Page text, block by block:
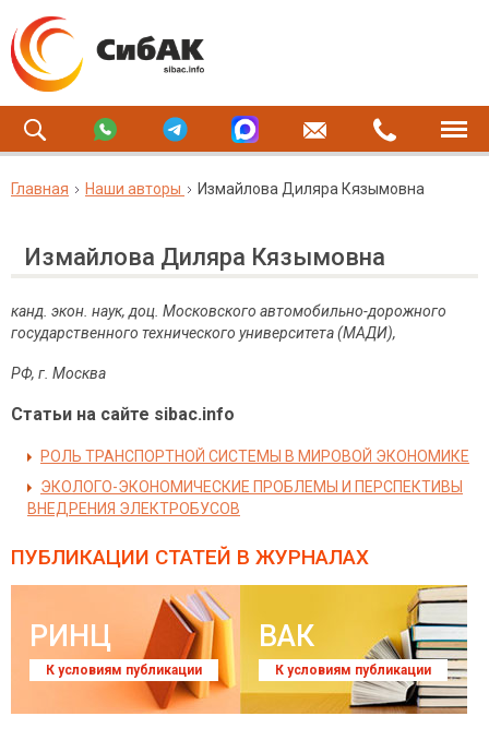
Главная Наши авторы Измайлова Диляра Кязымовна
Измайлова Диляра Кязымовна
канд. экон. наук, доц. Московского автомобильно-дорожного
государственного технического университета (МАДИ),
РФ, г. Москва
Статьи на сайте sibac.info
РОЛЬ ТРАНСПОРТНОЙ СИСТЕМЫ В МИРОВОЙ ЭКОНОМИКЕ
ЭКОЛОГО-ЭКОНОМИЧЕСКИЕ ПРОБЛЕМЫ И ПЕРСПЕКТИВЫ
ВНЕДРЕНИЯ ЭЛЕКТРОБУСОВ
ПУБЛИКАЦИИ СТАТЕЙ В ЖУРНАЛАХ
РИНЦ
К условиям публикации
ВАК
К условиям публикации